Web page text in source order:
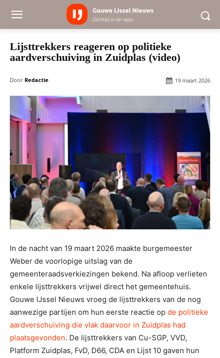
Lijsttrekkers reageren op politieke
aardverschuiving in Zuidplas (video)
Door Redactie 19 maart 2026
In de nacht van 19 maart 2026 maakte burgemeester
Weber de voorlopige uitslag van de
gemeenteraadsverkiezingen bekend. Na afloop verlieten
enkele lijsttrekkers vrijwel direct het gemeentehuis.
Gouwe IJssel Nieuws vroeg de lijsttrekkers van de nog
aanwezige partijen om hun eerste reactie op de politieke
aardverschuiving die vlak daarvoor in Zuidplas had
plaatsgevonden. De lijsttrekkers van Cu-SGP, VVD,
Platform Zuidplas, FvD, D66, CDA en Lijst 10 gaven hun